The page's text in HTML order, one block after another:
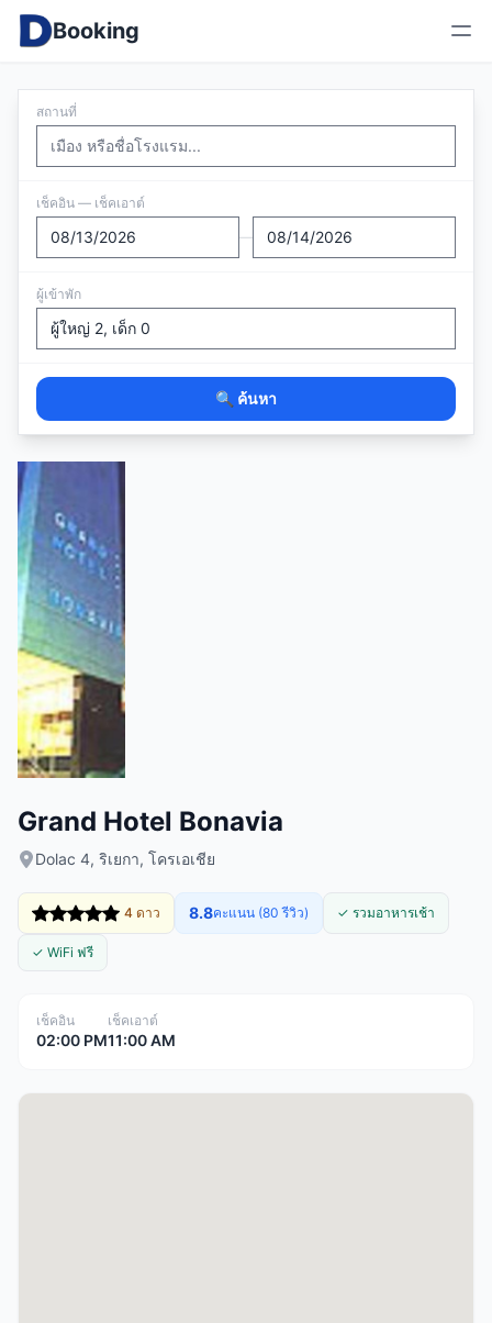
Booking
สถานที่
เช็คอิน — เช็คเอาต์
—
ผู้เข้าพัก
🔍 ค้นหา
Grand Hotel Bonavia
Dolac 4, ริเยกา, โครเอเชีย
4 ดาว 8.8คะแนน (80 รีวิว) ✓ รวมอาหารเช้า
✓ WiFi ฟรี
เช็คอิน
02:00 PM
เช็คเอาต์
11:00 AM